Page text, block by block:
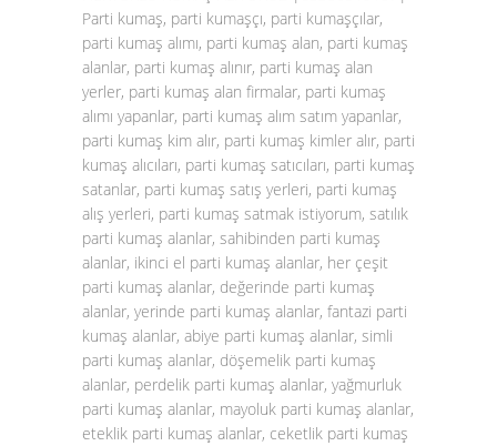
Parti kumaş, parti kumaşçı, parti kumaşçılar,
parti kumaş alımı, parti kumaş alan, parti kumaş
alanlar, parti kumaş alınır, parti kumaş alan
yerler, parti kumaş alan firmalar, parti kumaş
alımı yapanlar, parti kumaş alım satım yapanlar,
parti kumaş kim alır, parti kumaş kimler alır, parti
kumaş alıcıları, parti kumaş satıcıları, parti kumaş
satanlar, parti kumaş satış yerleri, parti kumaş
alış yerleri, parti kumaş satmak istiyorum, satılık
parti kumaş alanlar, sahibinden parti kumaş
alanlar, ikinci el parti kumaş alanlar, her çeşit
parti kumaş alanlar, değerinde parti kumaş
alanlar, yerinde parti kumaş alanlar, fantazi parti
kumaş alanlar, abiye parti kumaş alanlar, simli
parti kumaş alanlar, döşemelik parti kumaş
alanlar, perdelik parti kumaş alanlar, yağmurluk
parti kumaş alanlar, mayoluk parti kumaş alanlar,
eteklik parti kumaş alanlar, ceketlik parti kumaş